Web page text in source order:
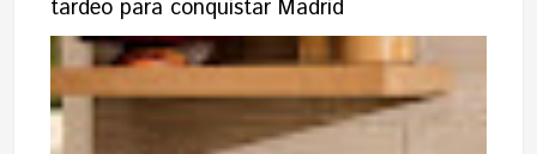
tardeo para conquistar Madrid